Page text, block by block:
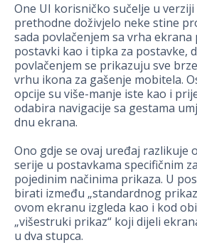
One UI korisničko sučelje u verziji
prethodne doživjelo neke stine
sada povlačenjem sa vrha
postavki kao i tipka za postavke,
povlačenjem se prikazuju sve
vrhu ikona za gašenje mobitela.
opcije su više-manje iste kao i
odabira navigacije sa gestama
dnu ekrana.
Ono gdje se ovaj uređaj razlikuje
serije u postavkama specifičnim
pojedinim načinima prikaza. U
birati između „standardnog
ovom ekranu izgleda kao i kod
„višestruki prikaz“ koji dijeli
u dva stupca.